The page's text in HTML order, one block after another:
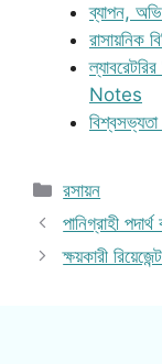
ব্যাপন,
রাসায়নিক
Notes
Categories
রসায়ন
পানিগ্রাহী
ক্ষয়কারী